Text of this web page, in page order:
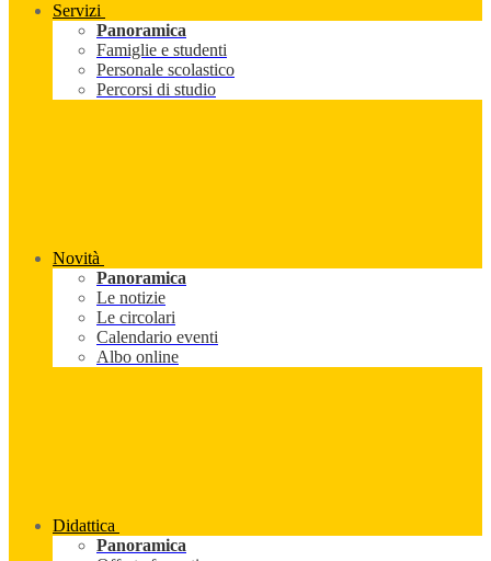
Servizi
Panoramica
Famiglie e studenti
Personale scolastico
Percorsi di studio
Novità
Panoramica
Le notizie
Le circolari
Calendario eventi
Albo online
Didattica
Panoramica